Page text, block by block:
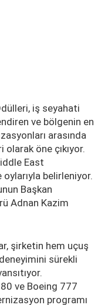
iş seyahati
ve bölgenin en
arasında
öne çıkıyor.
East
belirleniyor.
Başkan
Adnan Kazim
şirketin hem uçuş
sürekli
ve Boeing 777
programı